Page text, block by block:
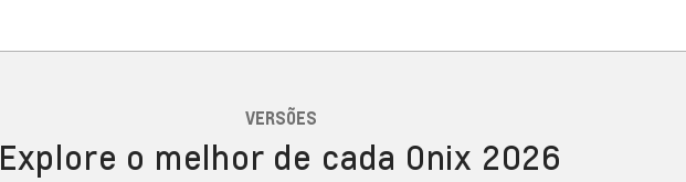
VERSÕES
Explore o melhor de cada Onix 2026